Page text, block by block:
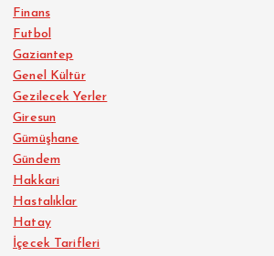
Finans
Futbol
Gaziantep
Genel Kültür
Gezilecek Yerler
Giresun
Gümüşhane
Gündem
Hakkari
Hastalıklar
Hatay
İçecek Tarifleri